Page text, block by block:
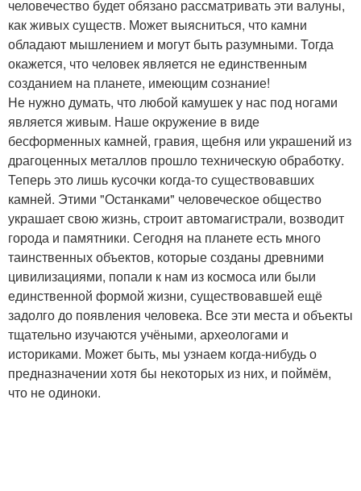
человечество будет обязано рассматривать эти валуны,
как живых существ. Может выясниться, что камни
обладают мышлением и могут быть разумными. Тогда
окажется, что человек является не единственным
созданием на планете, имеющим сознание!
Не нужно думать, что любой камушек у нас под ногами
является живым. Наше окружение в виде
бесформенных камней, гравия, щебня или украшений из
драгоценных металлов прошло техническую обработку.
Теперь это лишь кусочки когда-то существовавших
камней. Этими "Останками" человеческое общество
украшает свою жизнь, строит автомагистрали, возводит
города и памятники. Сегодня на планете есть много
таинственных объектов, которые созданы древними
цивилизациями, попали к нам из космоса или были
единственной формой жизни, существовавшей ещё
задолго до появления человека. Все эти места и объекты
тщательно изучаются учёными, археологами и
историками. Может быть, мы узнаем когда-нибудь о
предназначении хотя бы некоторых из них, и поймём,
что не одиноки.